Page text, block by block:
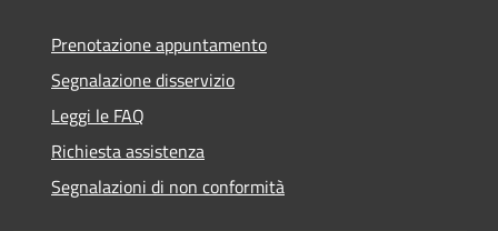
Prenotazione appuntamento
Segnalazione disservizio
Leggi le FAQ
Richiesta assistenza
Segnalazioni di non conformità